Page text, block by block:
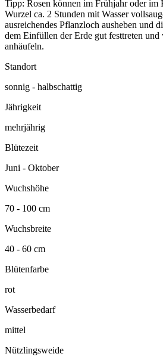
Tipp: Rosen können im Frühjahr oder im
Wurzel ca. 2 Stunden mit Wasser
ausreichendes Pflanzloch ausheben und
dem Einfüllen der Erde gut festtreten und
anhäufeln.
Standort
sonnig - halbschattig
Jährigkeit
mehrjährig
Blütezeit
Juni - Oktober
Wuchshöhe
70 - 100 cm
Wuchsbreite
40 - 60 cm
Blütenfarbe
rot
Wasserbedarf
mittel
Nützlingsweide